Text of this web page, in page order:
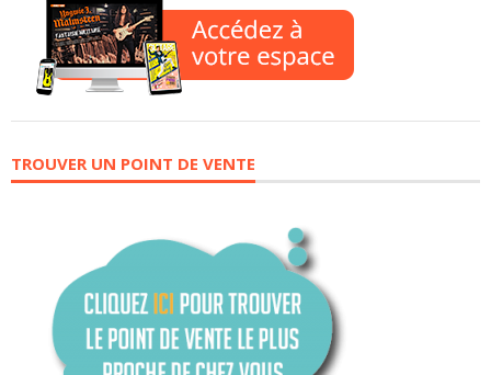
TROUVER UN POINT DE VENTE